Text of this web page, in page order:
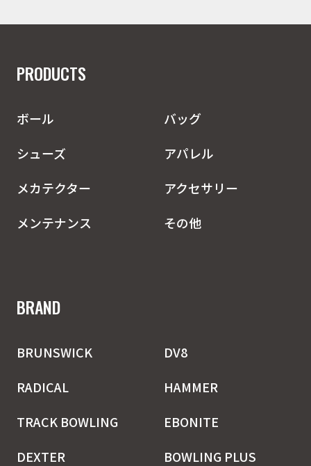
PRODUCTS
ボール
バッグ
シューズ
アパレル
メカテクター
アクセサリー
メンテナンス
その他
BRAND
BRUNSWICK
DV8
RADICAL
HAMMER
TRACK BOWLING
EBONITE
DEXTER
BOWLING PLUS